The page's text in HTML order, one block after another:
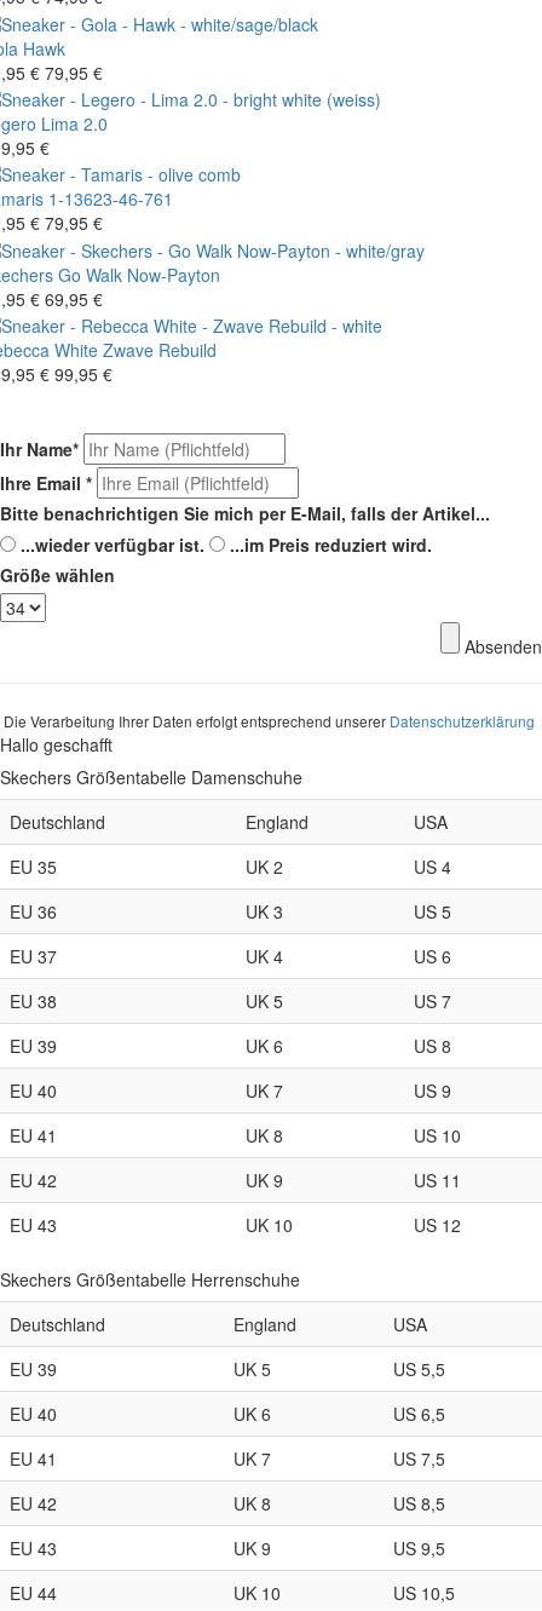
Hawk
€ 79,95 €
Lima 2.0
€
1-13623-46-761
€ 79,95 €
Go Walk Now-Payton
€ 69,95 €
White Zwave Rebuild
€ 99,95 €
Ihr Name*
Ihre Email *
Bitte benachrichtigen Sie mich per E-Mail, falls der Artikel...
...wieder verfügbar ist.
...im Preis reduziert wird.
Größe wählen
Absenden
Die Verarbeitung Ihrer Daten erfolgt entsprechend unserer Datenschutzerklärung
Hallo geschafft
Skechers Größentabelle Damenschuhe
Deutschland
England
USA
EU 35
UK 2
US 4
EU 36
UK 3
US 5
EU 37
UK 4
US 6
EU 38
UK 5
US 7
EU 39
UK 6
US 8
EU 40
UK 7
US 9
EU 41
UK 8
US 10
EU 42
UK 9
US 11
EU 43
UK 10 US 12
Skechers Größentabelle Herrenschuhe
Deutschland
England
USA
EU 39
UK 5
US 5,5
EU 40
UK 6
US 6,5
EU 41
UK 7
US 7,5
EU 42
UK 8
US 8,5
EU 43
UK 9
US 9,5
EU 44
UK 10
US 10,5